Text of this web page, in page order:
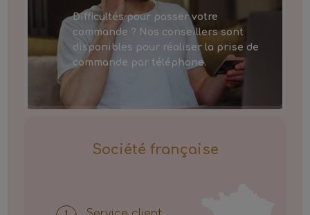
Difficultés pour passer votre
commande ? Nos conseillers sont
disponibles pour réaliser la prise de
commande par téléphone.
Société française